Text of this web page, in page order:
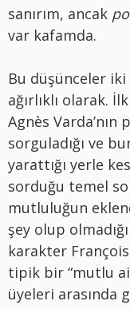
sanırım, ancak
var kafamda.
Bu düşünceler
ağırlıklı olarak.
Agnès
sorguladığı ve
yarattığı yerle
sorduğu temel
mutluluğun
şey olup
karakter
tipik bir “mutlu
üyeleri arasında